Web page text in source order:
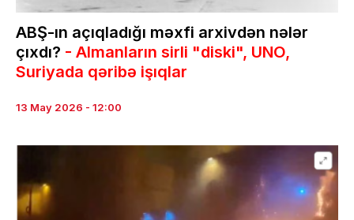
ABŞ-ın açıqladığı məxfi arxivdən nələr
çıxdı? - Almanların sirli "diski", UNO,
Suriyada qəribə işıqlar
13 May 2026 - 12:00